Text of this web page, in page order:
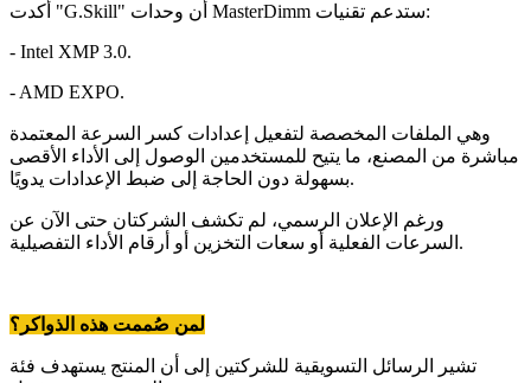
أكدت "G.Skill" أن وحدات MasterDimm ستدعم تقنيات:
- Intel XMP 3.0.
- AMD EXPO.
وهي الملفات المخصصة لتفعيل إعدادات كسر السرعة المعتمدة
مباشرة من المصنع، ما يتيح للمستخدمين الوصول إلى الأداء الأقصى
بسهولة دون الحاجة إلى ضبط الإعدادات يدويًا.
ورغم الإعلان الرسمي، لم تكشف الشركتان حتى الآن عن
السرعات الفعلية أو سعات التخزين أو أرقام الأداء التفصيلية.
لمن صُممت هذه الذواكر؟
تشير الرسائل التسويقية للشركتين إلى أن المنتج يستهدف فئة